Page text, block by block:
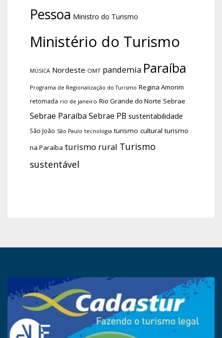
Pessoa Ministro do Turismo
Ministério do Turismo
MÚSICA Nordeste OMT pandemia Paraíba
Programa de Regionalização do Turismo Regina Amorim
retomada rio de janeiro Rio Grande do Norte Sebrae
Sebrae Paraíba Sebrae PB sustentabilidade
São João São Paulo tecnologia turismo cultural turismo
na Paraíba turismo rural Turismo
sustentável